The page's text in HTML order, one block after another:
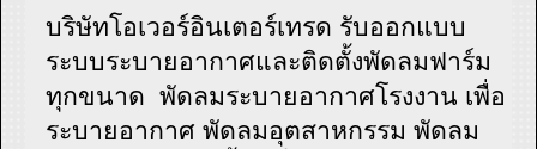
บริษัทโอเวอร์อินเตอร์เทรด รับออกแบบ
ระบบระบายอากาศและติดตั้งพัดลมฟาร์ม
ทุกขนาด พัดลมระบายอากาศโรงงาน เพื่อ
ระบายอากาศ พัดลมอุตสาหกรรม พัดลม